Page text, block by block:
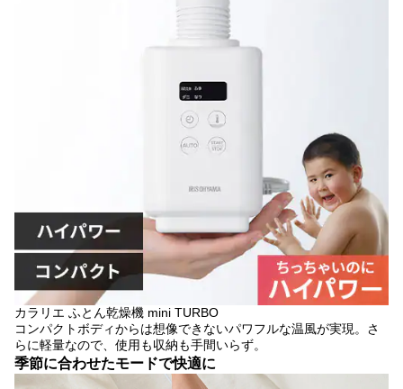
カラリエ ふとん乾燥機 mini TURBO
コンパクトボディからは想像できないパワフルな温風が実現。さ
らに軽量なので、使用も収納も手間いらず。
季節に合わせたモードで快適に